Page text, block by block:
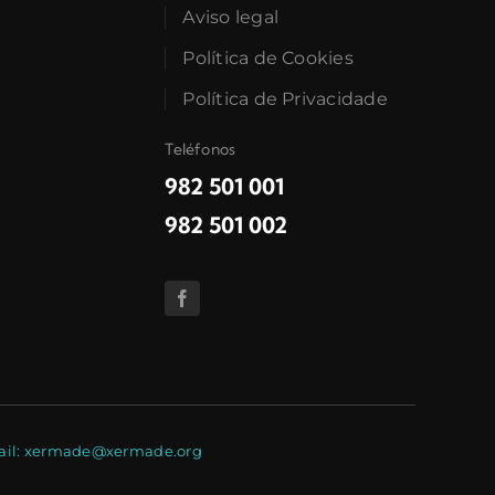
Aviso legal
Política de Cookies
Política de Privacidade
Teléfonos
982 501 001
982 501 002
xermade@xermade.org